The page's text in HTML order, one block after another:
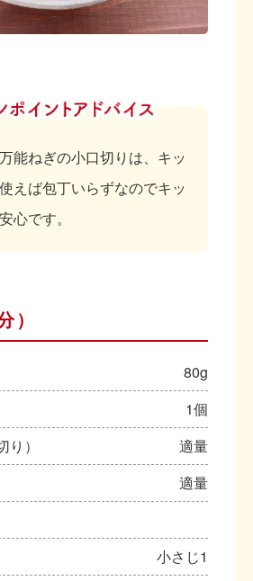
能ねぎの小口切りは、キッ
えば包丁いらずなのでキッ
心です。
）
80g
1個
）
適量
適量
小さじ1